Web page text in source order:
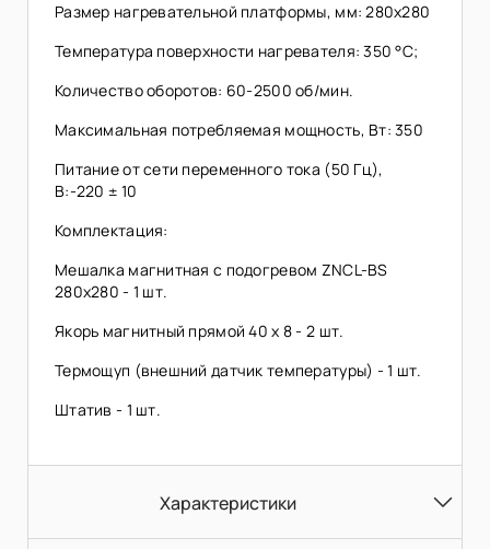
Размер нагревательной платформы, мм: 280х280
Температура поверхности нагревателя: 350 °С;
Количество оборотов: 60-2500 об/мин.
Максимальная потребляемая мощность, Вт: 350
Питание от сети переменного тока (50 Гц),
В:-220 ± 10
Комплектация:
Мешалка магнитная с подогревом ZNCL-BS
280х280 - 1 шт.
Якорь магнитный прямой 40 х 8 - 2 шт.
Термощуп (внешний датчик температуры) - 1 шт.
Штатив - 1 шт.
Характеристики